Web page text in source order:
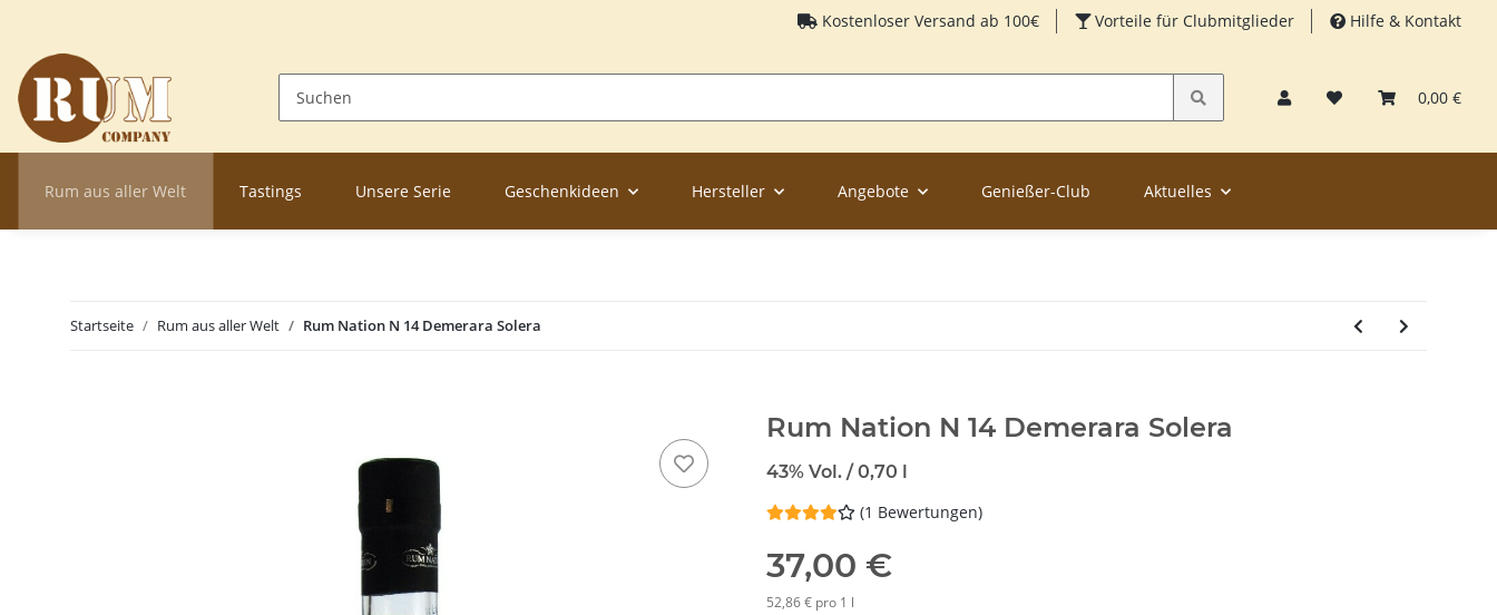
Kostenloser Versand ab 100€ Vorteile für Clubmitglieder Hilfe & Kontakt
0,00 €
Rum aus aller Welt Tastings Unsere Serie Geschenkideen Hersteller Angebote Genießer-Club Aktuelles
Startseite Rum aus aller Welt Rum Nation N 14 Demerara Solera
Rum Nation N 14 Demerara Solera
43% Vol. / 0,70 l
(1 Bewertungen)
37,00 €
52,86 € pro 1 l